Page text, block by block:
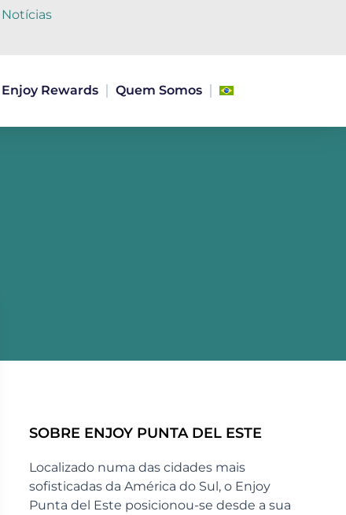
Notícias
Enjoy Rewards Quem Somos
SOBRE ENJOY PUNTA DEL ESTE
Localizado numa das cidades mais
sofisticadas da América do Sul, o Enjoy
Punta del Este posicionou-se desde a sua